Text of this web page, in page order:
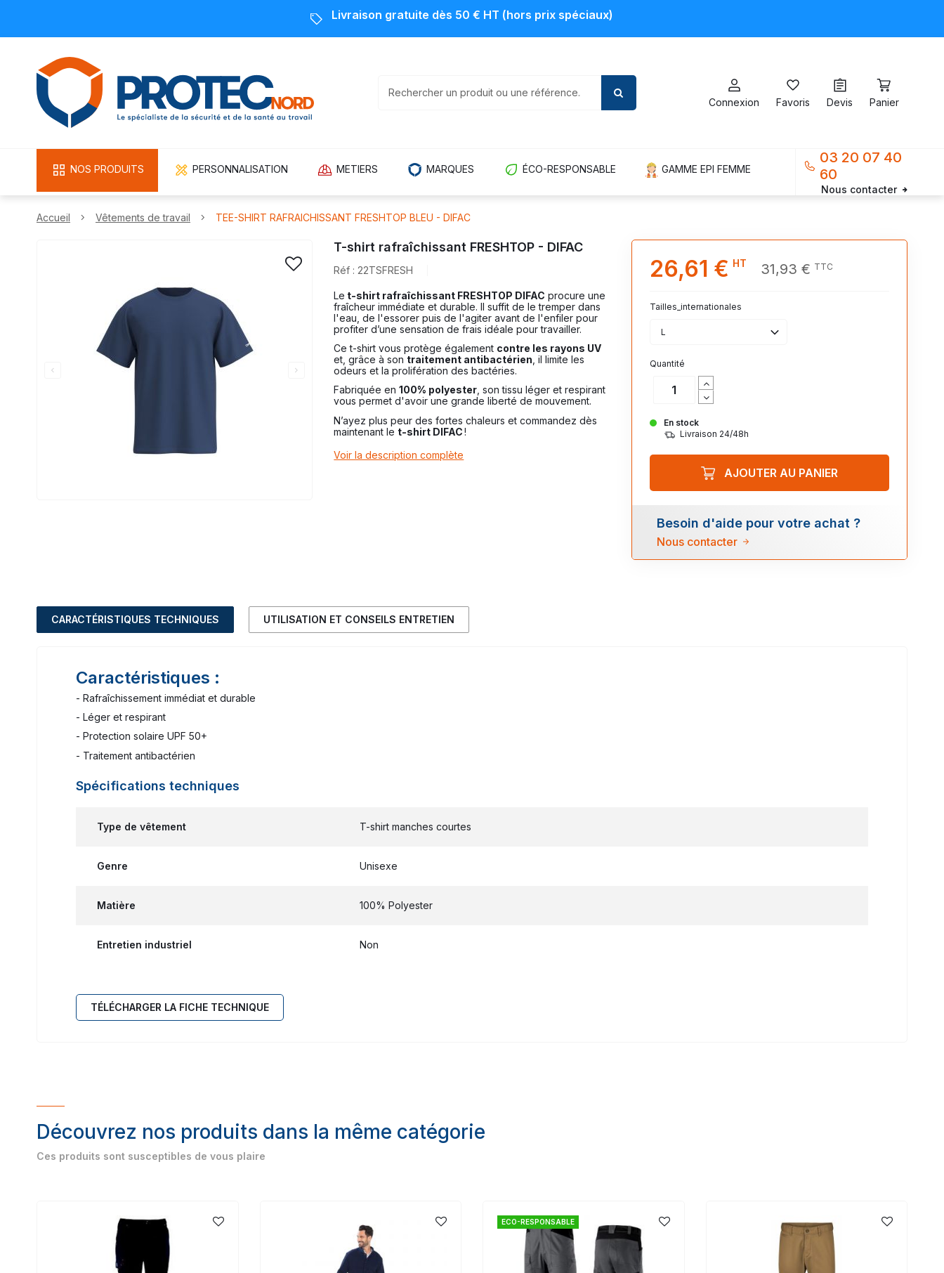
Livraison gratuite dès 50 € HT (hors prix spéciaux)
Connexion Favoris Devis Panier
NOS PRODUITS PERSONNALISATION METIERS MARQUES ÉCO-RESPONSABLE GAMME EPI FEMME
03 20 07 40
60
Nous contacter
Accueil Vêtements de travail TEE-SHIRT RAFRAICHISSANT FRESHTOP BLEU - DIFAC
T-shirt rafraîchissant FRESHTOP - DIFAC
Réf : 22TSFRESH
Le t-shirt rafraîchissant FRESHTOP DIFAC procure une
fraîcheur immédiate et durable. Il suffit de le tremper dans
l'eau, de l'essorer puis de l'agiter avant de l'enfiler pour
profiter d’une sensation de frais idéale pour travailler.
Ce t-shirt vous protège également contre les rayons UV
et, grâce à son traitement antibactérien , il limite les
odeurs et la prolifération des bactéries.
Fabriquée en100% polyester , son tissu léger et respirant
vous permet d'avoir une grande liberté de mouvement.
N’ayez plus peur des fortes chaleurs et commandez dès
maintenant le t-shirt DIFAC!
Voir la description complète
26,61 € HT 31,93 € TTC
Tailles_internationales
L
Quantité
En stock
Livraison 24/48h
AJOUTER AU PANIER
Besoin d'aide pour votre achat ?
Nous contacter
CARACTÉRISTIQUES TECHNIQUES UTILISATION ET CONSEILS ENTRETIEN
Caractéristiques :
- Rafraîchissement immédiat et durable
- Léger et respirant
- Protection solaire UPF 50+
- Traitement antibactérien
Spécifications techniques
Type de vêtement T-shirt manches courtes
Genre Unisexe
Matière 100% Polyester
Entretien industriel Non
TÉLÉCHARGER LA FICHE TECHNIQUE
Découvrez nos produits dans la même catégorie
Ces produits sont susceptibles de vous plaire
ECO-RESPONSABLE